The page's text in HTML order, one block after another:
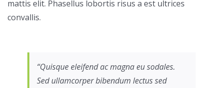
mattis elit. Phasellus lobortis risus a est ultrices
convallis.
“Quisque eleifend ac magna eu sodales.
Sed ullamcorper bibendum lectus sed